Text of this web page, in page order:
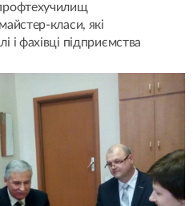
класи, які
і фахівці підприємства